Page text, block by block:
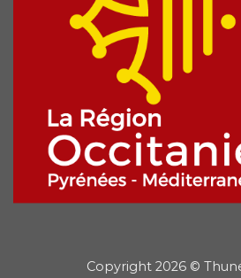
Copyright 2026 ©